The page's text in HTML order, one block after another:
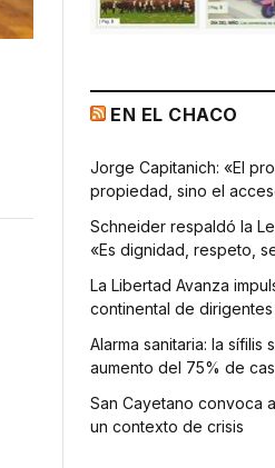
EN EL CHACO
Jorge Capitanich: «El
propiedad, sino el
Schneider respaldó la
«Es dignidad, respeto,
La Libertad Avanza
continental de
Alarma sanitaria: la sífilis
aumento del 75% de
San Cayetano convoca
un contexto de crisis